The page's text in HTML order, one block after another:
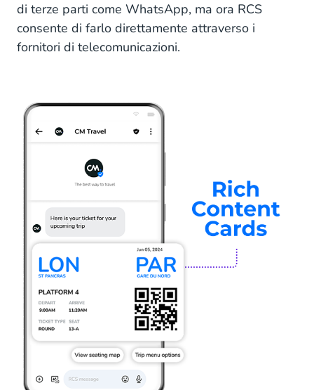
di terze parti come WhatsApp, ma ora RCS
consente di farlo direttamente attraverso i
fornitori di telecomunicazioni.